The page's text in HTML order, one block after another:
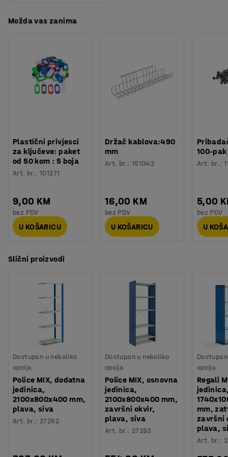
Možda vas zanima
Plastični privjesci
za ključeve: paket
od 50 kom : 5 boja
Art. br.:101271
9,00 KM
bez PDV
U KOŠARICU
Držač kablova:490
mm
Art. br.: 151042
16,00 KM
bez PDV
U KOŠARICU
100-pak
Art. br.:
5,00
bez PDV
U
Slični proizvodi
Dostupan u nekoliko
opcija
Police MIX, dodatna
jedinica,
2100x800x400 mm,
plava, siva
Art. br.: 27262
Dostupan u nekoliko
opcija
Police MIX, osnovna
jedinica,
2100x800x400 mm,
završni okvir,
plava, siva
Art. br.: 27283
opcija
Regali
mm,
završni
plava,
Art. br.: